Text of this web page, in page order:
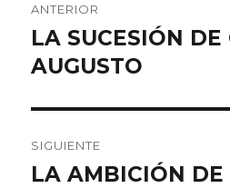
de
entradas
ANTERIOR
Entrada
anterior:
LA SUCESIÓN DE
AUGUSTO
SIGUIENTE
Entrada
LA AMBICIÓN DE